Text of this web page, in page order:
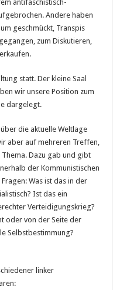
antifaschistisch-
Andere haben
geschmückt, Transpis
zum Diskutieren,
statt. Der kleine Saal
wir unsere Position zum
dargelegt.
die aktuelle Weltlage
aber auf mehreren Treffen,
Dazu gab und gibt
der Kommunistischen
Was ist das in der
Ist das ein
Verteidigungskrieg?
oder von der Seite der
Selbstbestimmung?
linker